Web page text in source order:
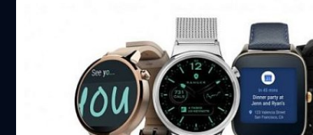
Google เปิดตัว Android Wear 2.0 พร้อม
ดีไซน์ใหม่และทำงานแบบ Standalone
Android Wear เติบโตอย่างรวดเร็วในช่วง 2 ปีที่ผ่านมา และ
ภายในงาน Google I/O 2016 ทาง Google ได้แสดงรูปแบบ
ของ Android Wear 2.0 ซึ่งดูแล้วสวยงามมากกว่ารุ่นก่อนมาก